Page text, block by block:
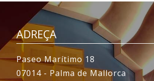
ADREÇA
Paseo Marítimo 18
07014 - Palma de Mallorca